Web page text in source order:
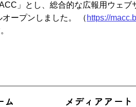
」とし、総合的な広報用ウェブ
ープンしました。 （ https://